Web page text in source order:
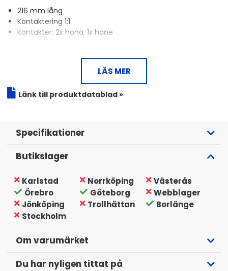
216 mm lång
Kontaktering 1:1
Kontakter: 2x hona, 1x hane
LÄS MER
Länk till produktdatablad »
Specifikationer
Butikslager
Karlstad Norrköping
Västerås
Örebro
Göteborg
Webblager
Jönköping
Trollhättan
Borlänge
Stockholm
Om varumärket
Du har nyligen tittat på